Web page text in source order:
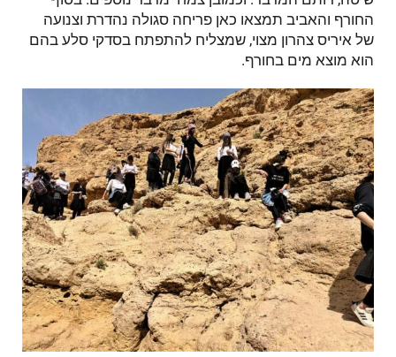
החורף והאביב תמצאו כאן פריחה סגולה נהדרת וצנועה
של איריס צהרון מצוי, שמצליח להתפתח בסדקי סלע בהם
הוא מוצא מים בחורף.